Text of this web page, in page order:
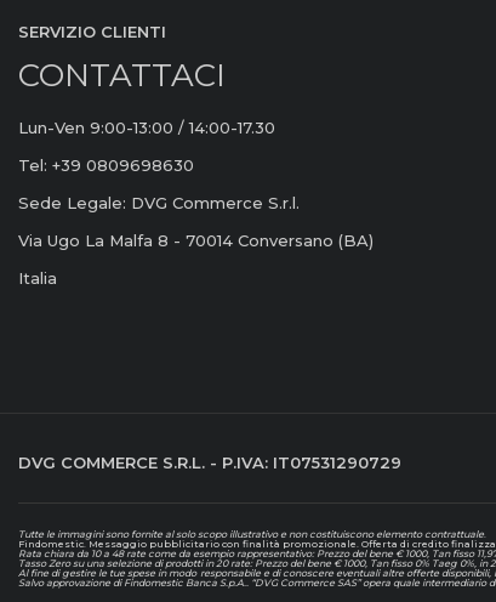
SERVIZIO CLIENTI
CONTATTACI
Lun-Ven 9:00-13:00 / 14:00-17.30
Tel: +39 0809698630
Sede Legale: DVG Commerce S.r.l.
Via Ugo La Malfa 8 - 70014 Conversano (BA)
Italia
DVG COMMERCE S.R.L. - P.IVA: IT07531290729
Tutte le immagini sono fornite al solo scopo illustrativo e non costituiscono elemento contrattuale
Findomestic. Messaggio pubblicitario con finalità promozionale. Offerta di credito
Rata chiara da 10 a 48 rate come da esempio rappresentativo: Prezzo del bene € 1000, Tan fisso
Tasso Zero su una selezione di prodotti in 20 rate: Prezzo del bene € 1000, Tan fisso 0% Taeg
Al fine di gestire le tue spese in modo responsabile e di conoscere eventuali altre offerte
Salvo approvazione di Findomestic Banca S.p.A.. “DVG Commerce SAS” opera quale intermediario